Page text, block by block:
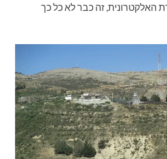
זה כבר לא כל כך